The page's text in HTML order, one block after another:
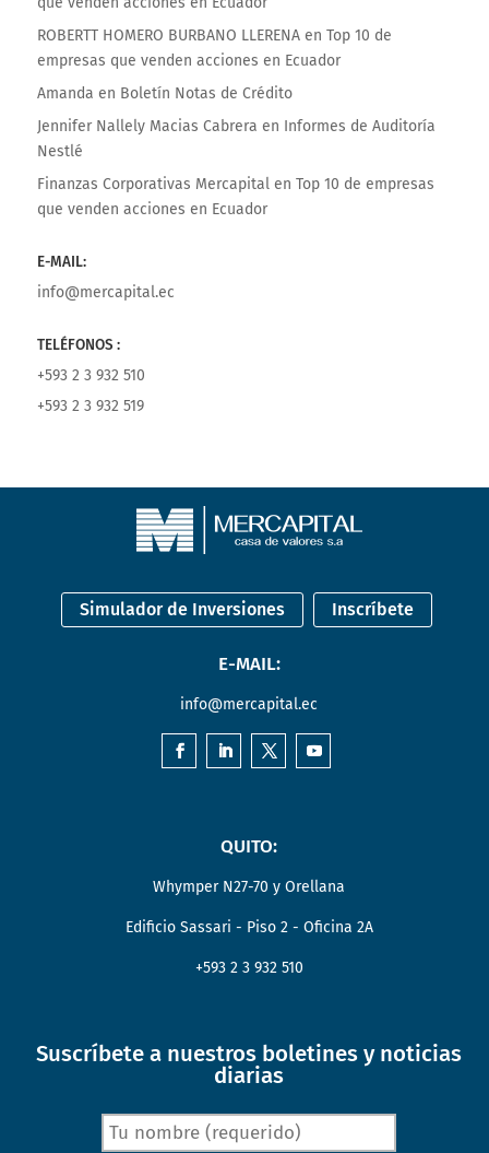
ROBERTT HOMERO BURBANO LLERENAen Top 10 de
empresas que venden acciones en Ecuador
Amanda en Boletín Notas de Crédito
Jennifer Nallely Macias Cabrera en Informes de Auditoría
Nestlé
Finanzas Corporativas Mercapitalen Top 10 de empresas
que venden acciones en Ecuador
E-MAIL:
info@mercapital.ec
TELÉFONOS :
+593 2 3 932 510
+593 2 3 932 519
Simulador de Inversiones Inscríbete
E-MAIL:
info@mercapital.ec
QUITO:
Whymper N27-70 y Orellana
Edificio Sassari - Piso 2 - Oficina 2A
+593 2 3 932 510
Suscríbete a nuestros boletines y noticias
diarias